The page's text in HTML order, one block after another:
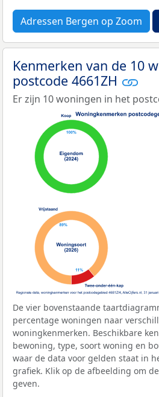
Adressen Bergen op Zoom
Kenmerken van de 10
postcode 4661ZH
Er zijn 10 woningen in het
De vier bovenstaande
percentage woningen naar
woningkenmerken. Beschikbare
bewoning, type, soort woning en
waar de data voor gelden staat in
grafiek. Klik op de afbeelding om
geven.